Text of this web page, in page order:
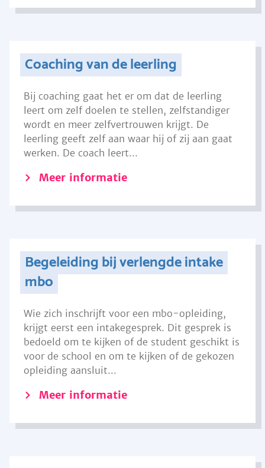
Coaching van de leerling
Bij coaching gaat het er om dat de leerling
leert om zelf doelen te stellen, zelfstandiger
wordt en meer zelfvertrouwen krijgt. De
leerling geeft zelf aan waar hij of zij aan gaat
werken. De coach leert...
Meer informatie
Begeleiding bij verlengde intake
mbo
Wie zich inschrijft voor een mbo-opleiding,
krijgt eerst een intakegesprek. Dit gesprek is
bedoeld om te kijken of de student geschikt is
voor de school en om te kijken of de gekozen
opleiding aansluit...
Meer informatie